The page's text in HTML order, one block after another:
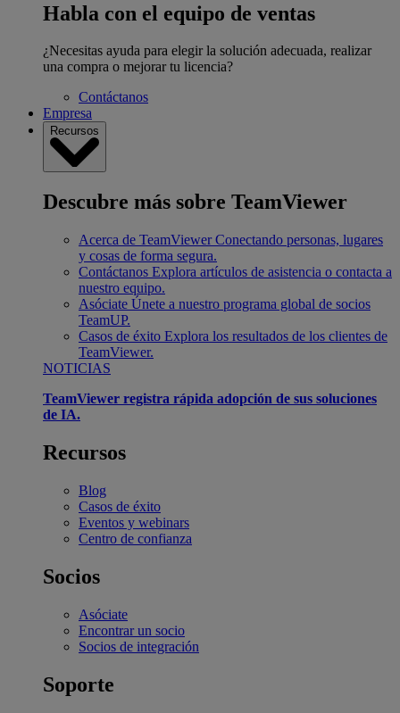
Habla con el equipo de ventas
¿Necesitas ayuda para elegir la solución adecuada, realizar
una compra o mejorar tu licencia?
Contáctanos
Empresa
Recursos
Descubre más sobre TeamViewer
Acerca de TeamViewer Conectando personas, lugares
y cosas de forma segura.
Contáctanos Explora artículos de asistencia o contacta a
nuestro equipo.
Asóciate Únete a nuestro programa global de socios
TeamUP.
Casos de éxito Explora los resultados de los clientes de
TeamViewer.
NOTICIAS
TeamViewer registra rápida adopción de sus soluciones
de IA.
Recursos
Blog
Casos de éxito
Eventos y webinars
Centro de confianza
Socios
Asóciate
Encontrar un socio
Socios de integración
Soporte